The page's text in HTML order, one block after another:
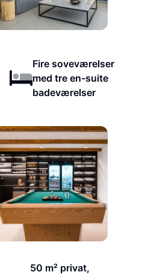
Fire soveværelser
med tre en-suite
badeværelser
50 m² privat,